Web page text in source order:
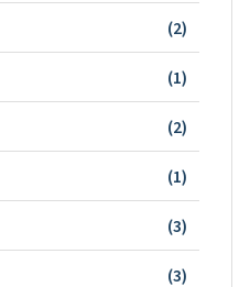
(2)
(1)
(2)
(1)
(3)
(3)